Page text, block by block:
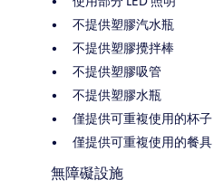
不提供塑膠汽水瓶
不提供塑膠攪拌棒
不提供塑膠吸管
不提供塑膠水瓶
僅提供可重複使用的杯子
僅提供可重複使用的餐具
無障礙設施